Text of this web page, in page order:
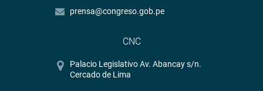
prensa@congreso.gob.pe
CNC
Palacio Legislativo Av. Abancay s/n.
Cercado de Lima